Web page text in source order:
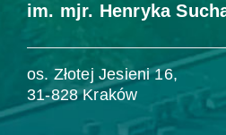
im. mjr. Henryka
os. Złotej Jesieni 16,
31-828 Kraków